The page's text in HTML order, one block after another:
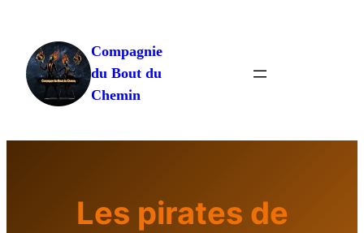
contenu
Compagnie
du Bout du
Chemin
Les pirates de